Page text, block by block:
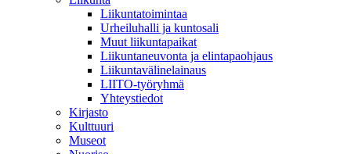
Liikuntatoimintaa
Urheiluhalli ja kuntosali
Muut liikuntapaikat
Liikuntaneuvonta ja elintapaohjaus
Liikuntavälinelainaus
LIITO-työryhmä
Yhteystiedot
Kirjasto
Kulttuuri
Museot